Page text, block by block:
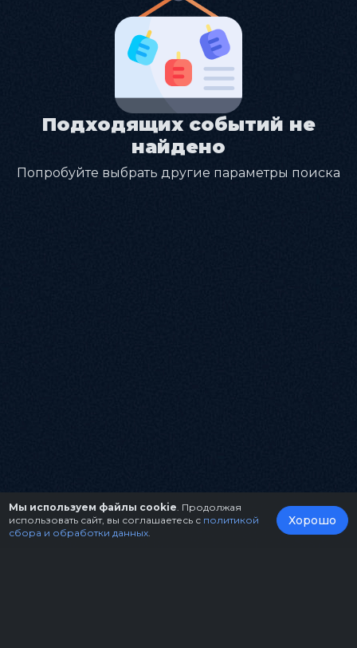
Подходящих событий не
найдено
Попробуйте выбрать другие параметры поиска
Мы используем файлы cookie . Продолжая
использовать сайт, вы соглашаетесь с политикой
сбора и обработки данных
Хорошо